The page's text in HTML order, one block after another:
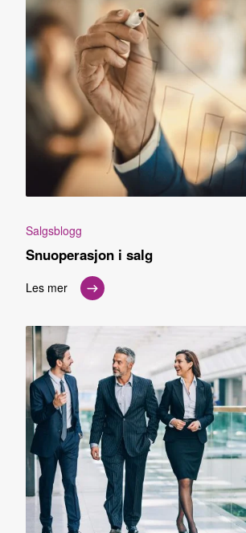
Salgsblogg
Snuoperasjon i salg
Les mer